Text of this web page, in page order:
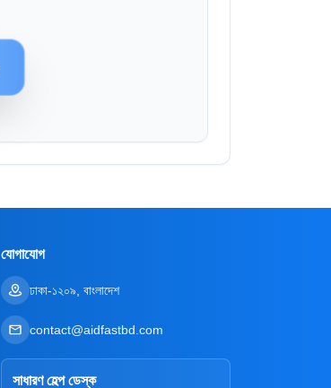
যোগাযোগ
ঢাকা-১২০৯, বাংলাদেশ
contact@aidfastbd.com
সাধারণ হেল্প ডেস্ক